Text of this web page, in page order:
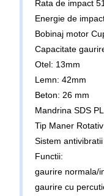
Rata de impact
Energie de
Bobinaj motor
Capacitate
Otel: 13mm
Lemn: 42mm
Beton: 26 mm
Mandrina SDS
Tip Maner
Sistem
Functii:
gaurire normala/
gaurire cu